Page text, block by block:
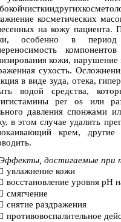
косметических
на кожу пациента.
особенно в период
кожи,
сухость.
в виде зуда, отека,
водой средства,
per os или
давления спонжами
в этом случае удалить
крем,
достигаемые при
 увлажнение кожи
 восстановление уровня рН
 смягчение
 снятие раздражения
 противовоспалительное